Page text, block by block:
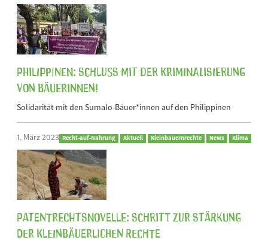
Philippinen: Schluss mit der Kriminalisierung
von Bäuerinnen!
Solidarität mit den Sumalo-Bäuer*innen auf den Philippinen
1. März 2023 Recht-auf-Nahrung Aktuell Kleinbauernrechte News Klima
Patentrechtsnovelle: Schritt zur Stärkung
der kleinbäuerlichen Rechte